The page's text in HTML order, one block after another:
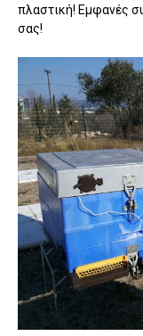
πλαστική! Εμφανές
σας!